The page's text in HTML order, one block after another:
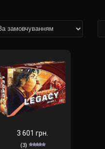
3 601 грн.
(3)